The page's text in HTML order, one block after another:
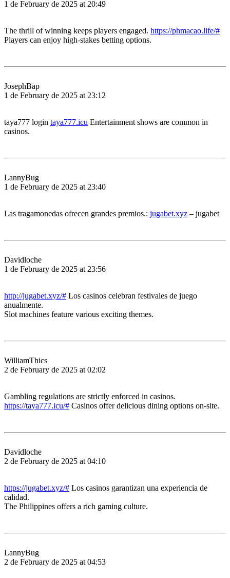
1 de February de 2025 at 20:49
The thrill of winning keeps players engaged. https://phmacao.life/#
Players can enjoy high-stakes betting options.
JosephBap
1 de February de 2025 at 23:12
taya777 login taya777.icu Entertainment shows are common in
casinos.
LannyBug
1 de February de 2025 at 23:40
Las tragamonedas ofrecen grandes premios.: jugabet.xyz – jugabet
Davidloche
1 de February de 2025 at 23:56
http://jugabet.xyz/# Los casinos celebran festivales de juego
anualmente.
Slot machines feature various exciting themes.
WilliamThics
2 de February de 2025 at 02:02
Gambling regulations are strictly enforced in casinos.
https://taya777.icu/# Casinos offer delicious dining options on-site.
Davidloche
2 de February de 2025 at 04:10
https://jugabet.xyz/# Los casinos garantizan una experiencia de
calidad.
The Philippines offers a rich gaming culture.
LannyBug
2 de February de 2025 at 04:53